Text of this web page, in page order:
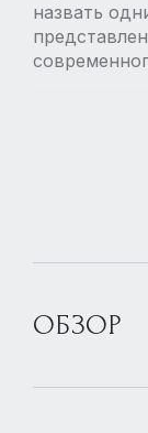
назвать
ОБЗОР